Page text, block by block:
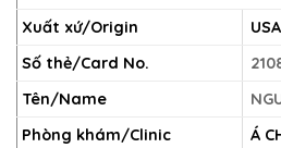
Xuất xứ/Origin
USA
Số thẻ/Card No.
Tên/Name
Phòng khám/Clinic
Á